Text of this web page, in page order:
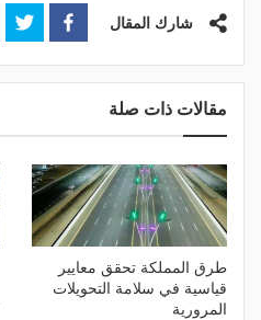
شارك المقال
مقالات ذات صلة
طرق المملكة تحقق معايير
قياسية في سلامة التحويلات
المرورية